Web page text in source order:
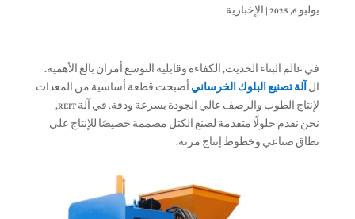
يوليو 6, 2025 | الإخبارية
في عالم البناء الحديث, الكفاءة وقابلية التوسع أمران بالغ الأهمية.
الآلة تصنيع البلوك الخرساني أصبحت قطعة أساسية من المعدات
لإنتاج الطوب والرصف عالي الجودة بسرعة ودقة. في آلة REIT,
نحن نقدم حلولًا متقدمة لصنع الكتل مصممة خصيصًا للإنتاج على
نطاق صناعي وخطوط إنتاج مرنة.